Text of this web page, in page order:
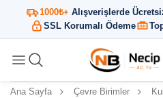
1000₺+ Alışverişlerde
SSL Korumalı Ödeme
Ana Sayfa Çevre Birimler